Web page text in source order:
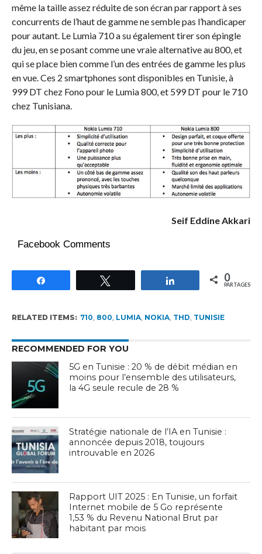
même la taille assez réduite de son écran par rapport à ses
concurrents de l’haut de gamme ne semble pas l’handicaper
pour autant. Le Lumia 710 a su également tirer son épingle
du jeu, en se posant comme une vraie alternative au 800, et
qui se place bien comme l’un des entrées de gamme les plus
en vue. Ces 2 smartphones sont disponibles en Tunisie, à
999 DT chez Fono pour le Lumia 800, et 599 DT pour le 710
chez Tunisiana.
Seif Eddine Akkari
Facebook Comments
Partagez 0
PARTAGES
RELATED ITEMS: 710 800 LUMIA, NOKIA, THD TUNISIE
RECOMMENDED FOR YOU
5G en Tunisie : 20 % de débit médian en
moins pour l’ensemble des utilisateurs,
la 4G seule recule de 28 %
Stratégie nationale de l’IA en Tunisie :
annoncée depuis 2018, toujours
introuvable en 2026
Rapport UIT 2025 : En Tunisie, un forfait
Internet mobile de 5 Go représente
1,53 % du Revenu National Brut par
habitant par mois